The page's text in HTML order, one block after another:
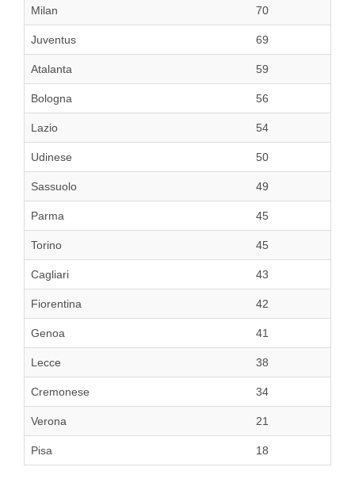
Milan 70
Juventus 69
Atalanta 59
Bologna 56
Lazio 54
Udinese 50
Sassuolo 49
Parma 45
Torino 45
Cagliari 43
Fiorentina 42
Genoa 41
Lecce 38
Cremonese 34
Verona 21
Pisa 18